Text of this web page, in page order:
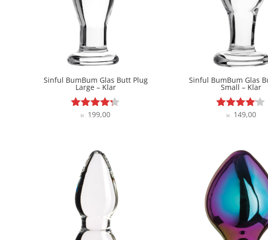
Sinful BumBum Glas Butt Plug
Large – Klar
Vurderet
kr. 199,00
Sinful BumBum Glas
Small – Klar
Vurderet
kr.149,00